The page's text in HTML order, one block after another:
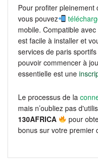
Pour profiter pleinement
vous pouvez
mobile. Compatible
est facile à installer et
services de paris
pouvoir commencer à
essentielle est une
Le processus de la
mais n’oubliez pas
130AFRICA
pour
bonus sur votre premier